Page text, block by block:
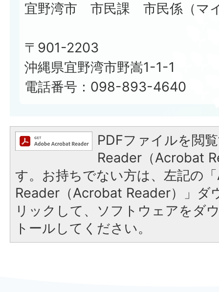
宜野湾市 市民課 市民係（マ
〒901-2203
沖縄県宜野湾市野嵩1-1-1
電話番号：098-893-4640
PDFファイルを閲
Reader（Acrobat
す。お持ちでない方は、左記の
Reader（Acrobat Reader）」ダ
リックして、ソフトウェアをダ
トールしてください。